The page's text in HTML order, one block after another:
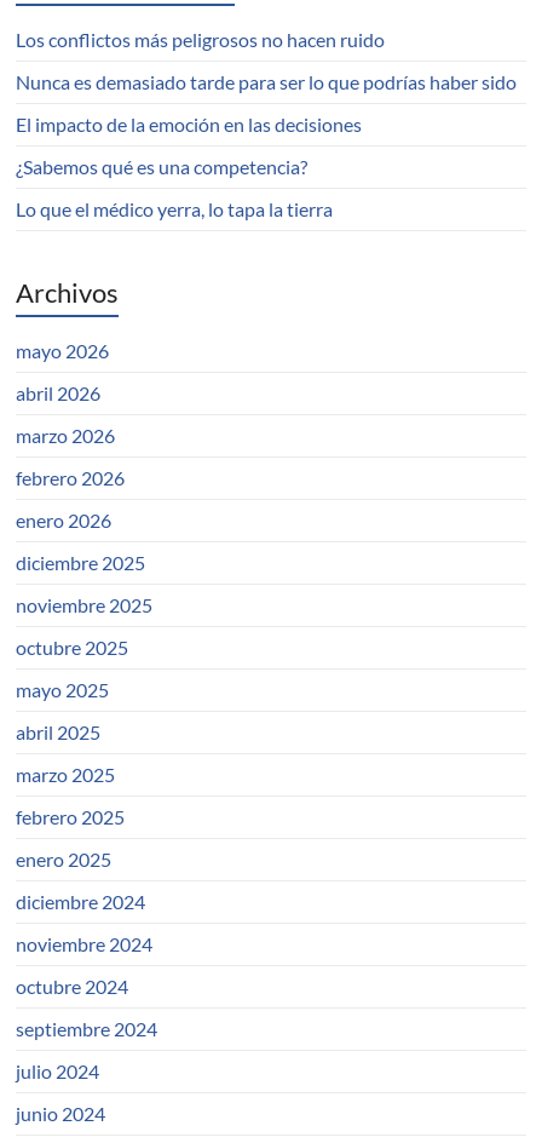
Los conflictos más peligrosos no hacen ruido
Nunca es demasiado tarde para ser lo que podrías haber sido
El impacto de la emoción en las decisiones
¿Sabemos qué es una competencia?
Lo que el médico yerra, lo tapa la tierra
Archivos
mayo 2026
abril 2026
marzo 2026
febrero 2026
enero 2026
diciembre 2025
noviembre 2025
octubre 2025
mayo 2025
abril 2025
marzo 2025
febrero 2025
enero 2025
diciembre 2024
noviembre 2024
octubre 2024
septiembre 2024
julio 2024
junio 2024